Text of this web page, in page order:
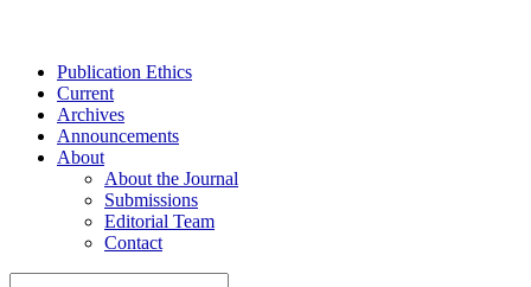
Publication Ethics
Current
Archives
Announcements
About
About the Journal
Submissions
Editorial Team
Contact